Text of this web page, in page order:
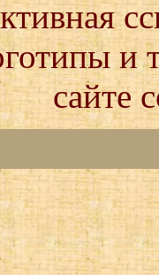
и
сайте